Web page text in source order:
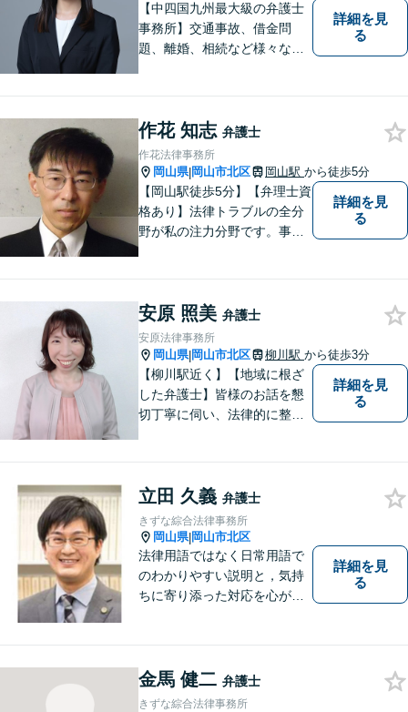
【中四国九州最大級の弁護士
事務所】交通事故、借金問
題、離婚、相続など様々な問
い！
詳細を見
る
作花 知志 弁護士
作花法律事務所
岡山県|岡山市北区 岡山駅 から徒歩5分
【岡山駅徒歩5分】【弁理士資
格あり】法律トラブルの全分
野が私の注力分野です。事務
ラス対応】【後払い対応】
【日弁連国際人権問題委員会
所属】お困りの方は、お気軽
にご相談下さい。
詳細を見
る
安原 照美 弁護士
安原法律事務所
岡山県|岡山市北区 柳川駅 から徒歩3分
【柳川駅近く】【地域に根ざ
した弁護士】皆様のお話を懇
切丁寧に伺い、法律的に整理
少しでも解決されますよう，
誠心誠意努力いたす所存で
す。皆様方のご来所をお待ち
しております。
詳細を見
る
立田 久義 弁護士
きずな綜合法律事務所
岡山県|岡山市北区
法律用語ではなく日常用語で
のわかりやすい説明と，気持
ちに寄り添った対応を心がけ
詳細を見
る
金馬 健二 弁護士
きずな綜合法律事務所